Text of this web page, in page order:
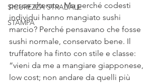
SICUREZZA STRADALE
STAMPA
pesce alterato. Ma perché codesti
individui hanno mangiato sushi
marcio? Perché pensavano che fosse
sushi normale, conservato bene. Il
truffatore ha finto con stile e classe:
“vieni da me a mangiare giapponese,
low cost; non andare da quelli più